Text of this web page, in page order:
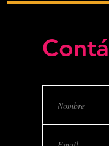
Contá